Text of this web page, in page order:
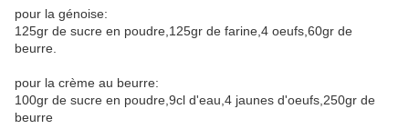
pour la génoise:
125gr de sucre en poudre,125gr de farine,4 oeufs,60gr de
beurre.
pour la crème au beurre:
100gr de sucre en poudre,9cl d'eau,4 jaunes d'oeufs,250gr de
beurre